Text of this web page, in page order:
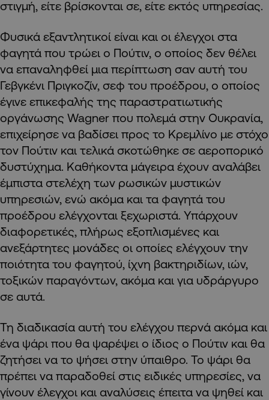
στιγμή, είτε βρίσκονται σε, είτε εκτός υπηρεσίας.
Φυσικά εξαντλητικοί είναι και οι έλεγχοι στα
φαγητά που τρώει ο Πούτιν, ο οποίος δεν θέλει
να επαναληφθεί μια περίπτωση σαν αυτή του
Γεβγκένι Πριγκοζίν, σεφ του προέδρου, ο οποίος
έγινε επικεφαλής της παραστρατιωτικής
οργάνωσης Wagner που πολεμά στην Ουκρανία,
επιχείρησε να βαδίσει προς το Κρεμλίνο με στόχο
τον Πούτιν και τελικά σκοτώθηκε σε αεροπορικό
δυστύχημα. Καθήκοντα μάγειρα έχουν αναλάβει
έμπιστα στελέχη των ρωσικών μυστικών
υπηρεσιών, ενώ ακόμα και τα φαγητά του
προέδρου ελέγχονται ξεχωριστά. Υπάρχουν
διαφορετικές, πλήρως εξοπλισμένες και
ανεξάρτητες μονάδες οι οποίες ελέγχουν την
ποιότητα του φαγητού, ίχνη βακτηριδίων, ιών,
τοξικών παραγόντων, ακόμα και για υδράργυρο
σε αυτά.
Τη διαδικασία αυτή του ελέγχου περνά ακόμα και
ένα ψάρι που θα ψαρέψει ο ίδιος ο Πούτιν και θα
ζητήσει να το ψήσει στην ύπαιθρο. Το ψάρι θα
πρέπει να παραδοθεί στις ειδικές υπηρεσίες, να
γίνουν έλεγχοι και αναλύσεις έπειτα να ψηθεί και